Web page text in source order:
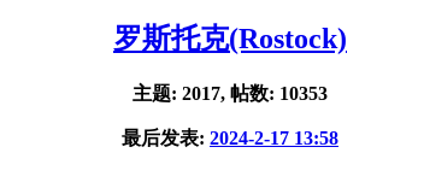
罗斯托克(Rostock)
主题: 2017, 帖数: 10353
最后发表: 2024-2-17 13:58